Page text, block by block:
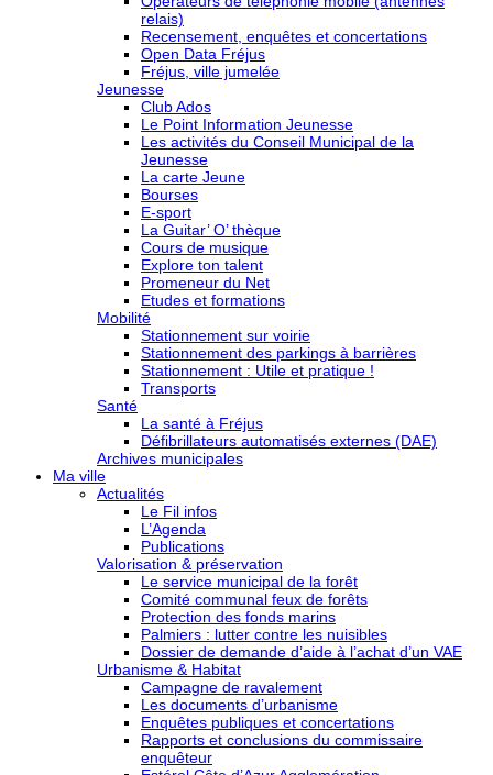
relais)
Recensement, enquêtes et concertations
Open Data Fréjus
Fréjus, ville jumelée
Jeunesse
Club Ados
Le Point Information Jeunesse
Les activités du Conseil Municipal de la
Jeunesse
La carte Jeune
Bourses
E-sport
La Guitar’ O’ thèque
Cours de musique
Explore ton talent
Promeneur du Net
Etudes et formations
Mobilité
Stationnement sur voirie
Stationnement des parkings à barrières
Stationnement : Utile et pratique !
Transports
Santé
La santé à Fréjus
Défibrillateurs automatisés externes (DAE)
Archives municipales
Ma ville
Actualités
Le Fil infos
L’Agenda
Publications
Valorisation & préservation
Le service municipal de la forêt
Comité communal feux de forêts
Protection des fonds marins
Palmiers : lutter contre les nuisibles
Dossier de demande d’aide à l’achat d’un VAE
Urbanisme & Habitat
Campagne de ravalement
Les documents d’urbanisme
Enquêtes publiques et concertations
Rapports et conclusions du commissaire
enquêteur